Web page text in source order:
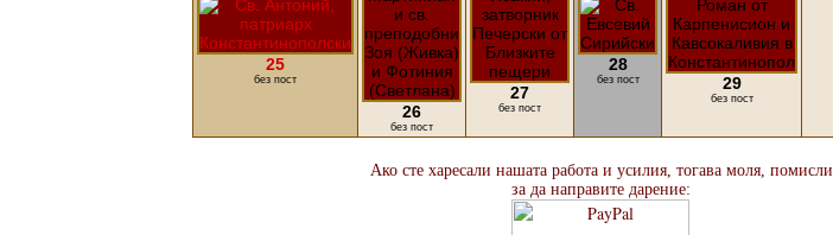
25
без пост
26
без пост
27
без пост
28
без пост 29
без пост
Ако сте харесали нашата работа и усилия, тогава моля, помисли
за да направите дарение: